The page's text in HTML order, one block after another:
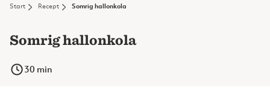
Start Recept Somrig hallonkola
Somrig hallonkola
30 min